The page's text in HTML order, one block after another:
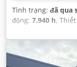
Tình trạng: đã qua
động: 7.940 h,